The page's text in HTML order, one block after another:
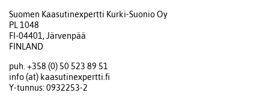
Suomen Kaasutinexpertti Kurki-Suonio Oy
PL 1048
FI-04401, Järvenpää
FINLAND
puh. +358 (0) 50 523 89 51
info (at) kaasutinexpertti.fi
Y-tunnus: 0932253-2